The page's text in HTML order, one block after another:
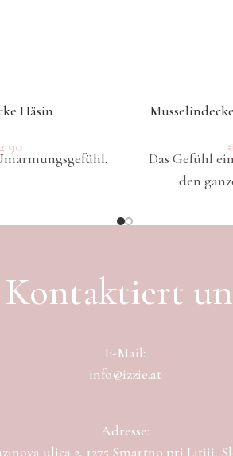
Häsin
Das Gefühl
den
Kontaktiert
E-Mail:
info@izzie.at
Adresse:
ulica 2, 1275 Smartno pri Litiji,